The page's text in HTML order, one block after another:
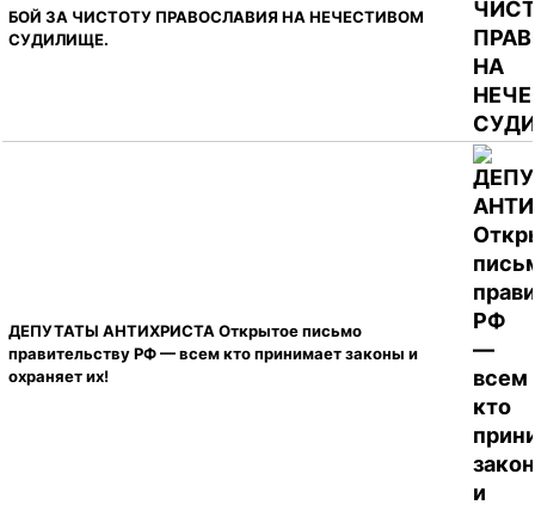
БОЙ ЗА ЧИСТОТУ ПРАВОСЛАВИЯ НА НЕЧЕСТИВОМ
СУДИЛИЩЕ.
ДЕПУТАТЫ АНТИХРИСТА Открытое письмо
правительству РФ — всем кто принимает законы и
охраняет их!